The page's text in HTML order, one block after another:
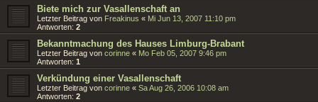
Biete mich zur Vasallenschaft an
Letzter Beitrag von Freakinus « Mi Jun 13, 2007 11:10 pm
Antworten: 2
Bekanntmachung des Hauses Limburg-Brabant
Letzter Beitrag von corinne « Mo Feb 05, 2007 9:46 pm
Antworten: 1
Verkündung einer Vasallenschaft
Letzter Beitrag von corinne « Sa Aug 26, 2006 10:08 am
Antworten: 2